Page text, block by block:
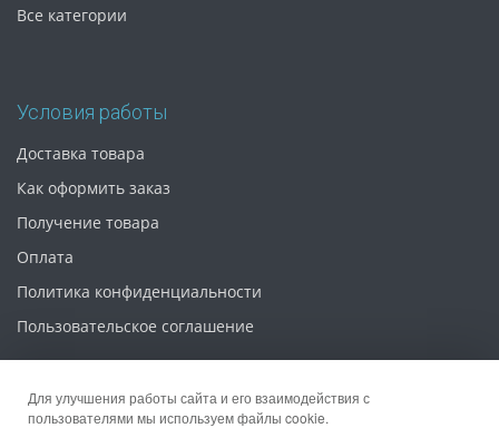
Все категории
Условия работы
Доставка товара
Как оформить заказ
Получение товара
Оплата
Политика конфиденциальности
Пользовательское соглашение
Для улучшения работы сайта и его взаимодействия с
пользователями мы используем файлы cookie.